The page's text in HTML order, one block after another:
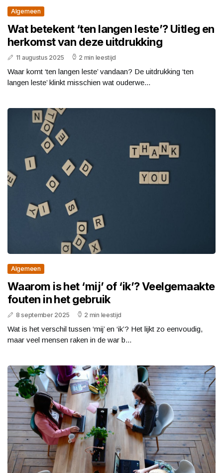
Algemeen
Wat betekent ‘ten langen leste’? Uitleg en
herkomst van deze uitdrukking
11 augustus 2025 2 min leestijd
Waar komt ‘ten langen leste’ vandaan? De uitdrukking ‘ten
langen leste’ klinkt misschien wat ouderwe...
Algemeen
Waarom is het ‘mij’ of ‘ik’? Veelgemaakte
fouten in het gebruik
8 september 2025 2 min leestijd
Wat is het verschil tussen ‘mij’ en ‘ik’? Het lijkt zo eenvoudig,
maar veel mensen raken in de war b...